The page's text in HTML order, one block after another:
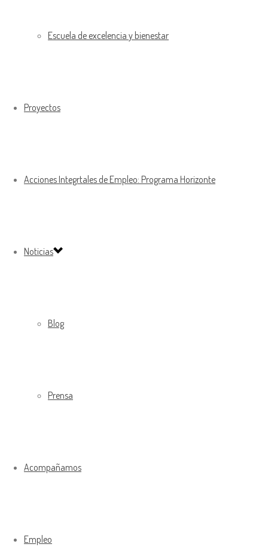
Escuela de excelencia y bienestar
Proyectos
Acciones Integrtales de Empleo: Programa Horizonte
Noticias
Blog
Prensa
Acompañamos
Empleo